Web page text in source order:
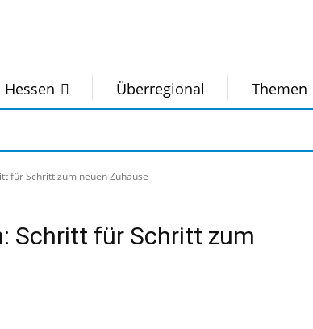
Hessen Überregional Themen
für Schritt zum neuen Zuhause
Schritt für Schritt zum